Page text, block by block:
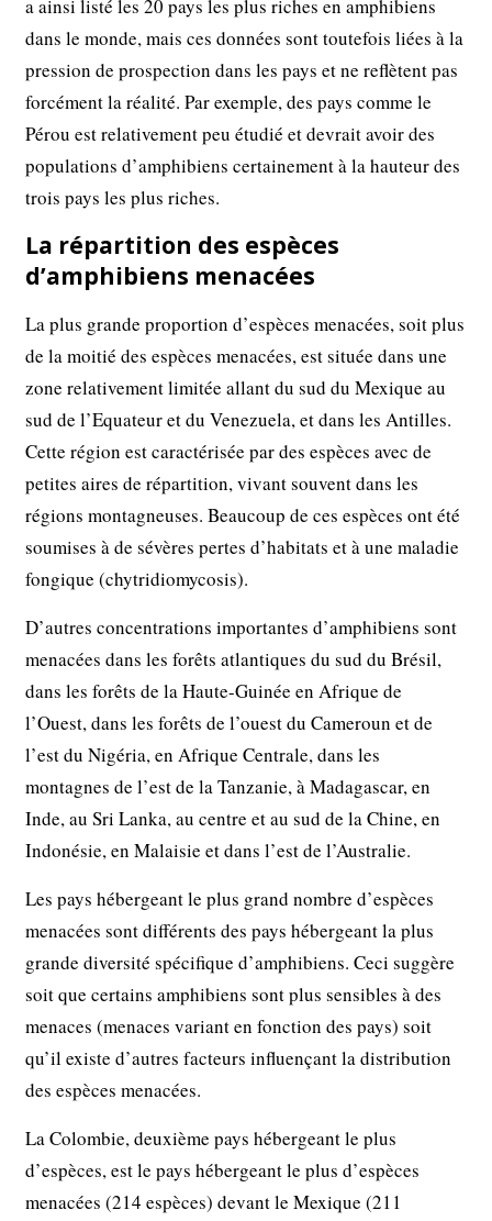
a ainsi listé les 20 pays les plus riches en amphibiens
dans le monde, mais ces données sont toutefois liées à la
pression de prospection dans les pays et ne reflètent pas
forcément la réalité. Par exemple, des pays comme le
Pérou est relativement peu étudié et devrait avoir des
populations d’amphibiens certainement à la hauteur des
trois pays les plus riches.
La répartition des espèces
d’amphibiens menacées
La plus grande proportion d’espèces menacées, soit plus
de la moitié des espèces menacées, est située dans une
zone relativement limitée allant du sud du Mexique au
sud de l’Equateur et du Venezuela, et dans les Antilles.
Cette région est caractérisée par des espèces avec de
petites aires de répartition, vivant souvent dans les
régions montagneuses. Beaucoup de ces espèces ont été
soumises à de sévères pertes d’habitats et à une maladie
fongique (chytridiomycosis).
D’autres concentrations importantes d’amphibiens sont
menacées dans les forêts atlantiques du sud du Brésil,
dans les forêts de la Haute-Guinée en Afrique de
l’Ouest, dans les forêts de l’ouest du Cameroun et de
l’est du Nigéria, en Afrique Centrale, dans les
montagnes de l’est de la Tanzanie, à Madagascar, en
Inde, au Sri Lanka, au centre et au sud de la Chine, en
Indonésie, en Malaisie et dans l’est de l’Australie.
Les pays hébergeant le plus grand nombre d’espèces
menacées sont différents des pays hébergeant la plus
grande diversité spécifique d’amphibiens. Ceci suggère
soit que certains amphibiens sont plus sensibles à des
menaces (menaces variant en fonction des pays) soit
qu’il existe d’autres facteurs influençant la distribution
des espèces menacées.
La Colombie, deuxième pays hébergeant le plus
d’espèces, est le pays hébergeant le plus d’espèces
menacées (214 espèces) devant le Mexique (211